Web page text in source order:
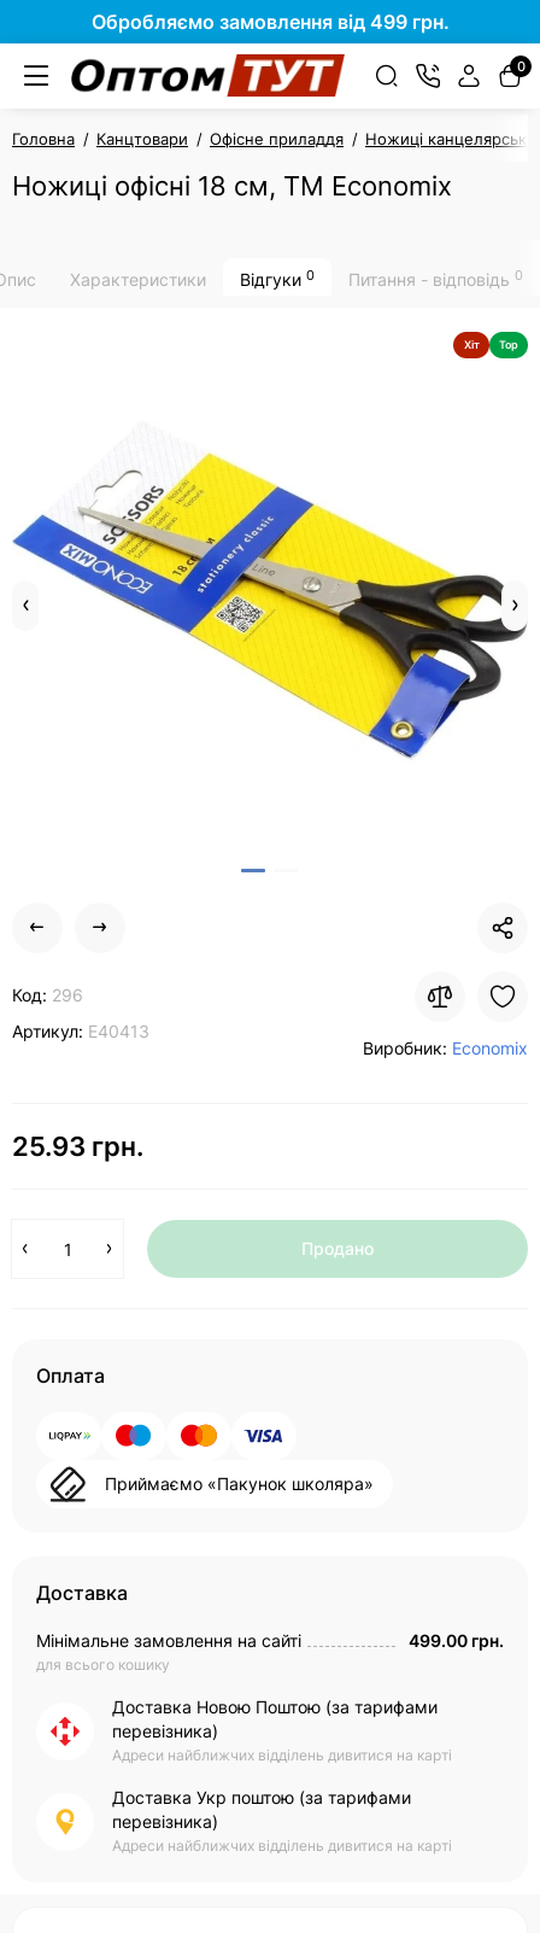
Обробляємо замовлення від 499 грн.
0
Головна Канцтовари Офісне приладдя Ножиці канцелярські
Ножиці офісні 18 см, ТМ Economix
Характеристики Відгуки 0 Питання - відповідь 0
Хіт Top
Код: 296
Артикул: E40413
Виробник: Economix
25.93 грн.
Продано
Оплата
Приймаємо «Пакунок школяра»
Доставка
Мінімальне замовлення на сайті
для всього кошику
499.00 грн.
Доставка Новою Поштою (за тарифами
перевізника)
Адреси найближчих відділень дивитися на карті
Доставка Укр поштою (за тарифами
перевізника)
Адреси найближчих відділень дивитися на карті